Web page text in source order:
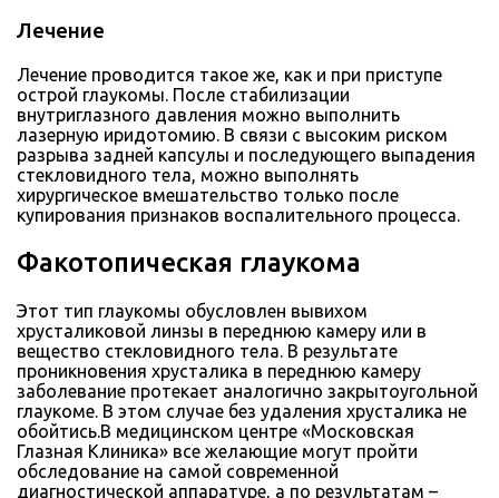
Лечение
Лечение проводится такое же, как и при приступе
острой глаукомы. После стабилизации
внутриглазного давления можно выполнить
лазерную иридотомию. В связи с высоким риском
разрыва задней капсулы и последующего выпадения
стекловидного тела, можно выполнять
хирургическое вмешательство только после
купирования признаков воспалительного процесса.
Факотопическая глаукома
Этот тип глаукомы обусловлен вывихом
хрусталиковой линзы в переднюю камеру или в
вещество стекловидного тела. В результате
проникновения хрусталика в переднюю камеру
заболевание протекает аналогично закрытоугольной
глаукоме. В этом случае без удаления хрусталика не
обойтись.В медицинском центре «Московская
Глазная Клиника» все желающие могут пройти
обследование на самой современной
диагностической аппаратуре, а по результатам –